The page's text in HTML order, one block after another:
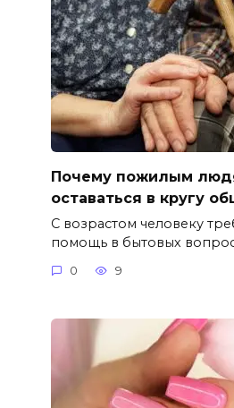
Почему пожилым
оставаться в кругу
С возрастом человеку
помощь в бытовых
0 9